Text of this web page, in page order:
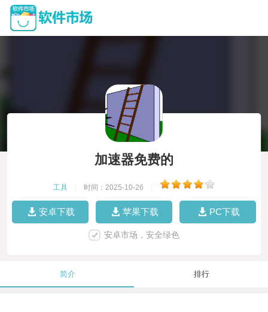
加速器免费的
工具 时间：2025-10-26
安卓下载 苹果下载 PC下载
安卓市场，安全绿色
简介 排行